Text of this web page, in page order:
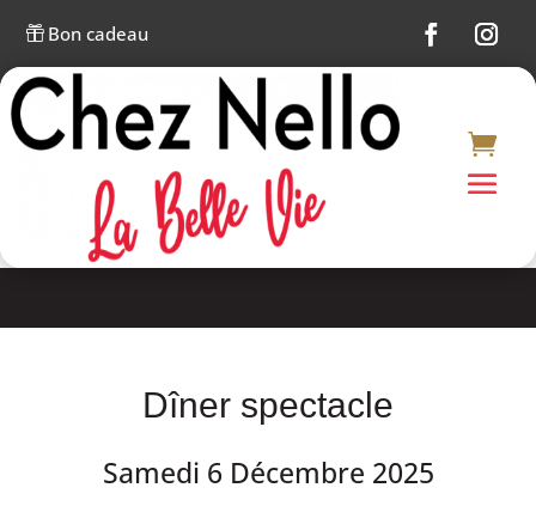
Bon cadeau
Dîner spectacle
Samedi 6 Décembre 2025